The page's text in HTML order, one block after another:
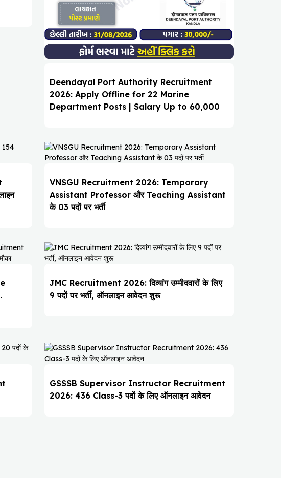
Deendayal Port Authority Recruitment
2026: Apply Offline for 22 Marine
Department Posts | Salary Up to ₹60,000
VNSGU Recruitment 2026: Temporary
Assistant Professor और Teaching Assistant
के 03 पदों पर भर्ती
JMC Recruitment 2026: दिव्यांग उम्मीदवारों के लिए
9 पदों पर भर्ती, ऑनलाइन आवेदन शुरू
GSSSB Supervisor Instructor Recruitment
2026: 436 Class-3 पदों के लिए ऑनलाइन आवेदन